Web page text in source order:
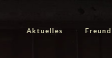
Aktuelles